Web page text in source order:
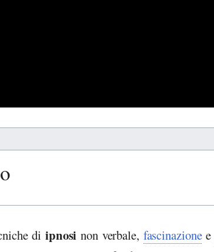
di ipnosi non verbale, fascinazionee